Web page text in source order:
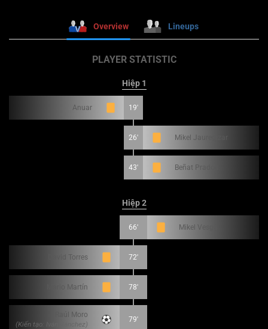
Overview Lineups
PLAYER STATISTIC
Hiệp 1
Anuar 19'
26' Mikel Jauregizar
43' Beñat Prados
Hiệp 2
66' Mikel Vesga
David Torres 72'
Mario Martín 78'
Raúl Moro
(Kiến tạo: Iván Sánchez)
79'